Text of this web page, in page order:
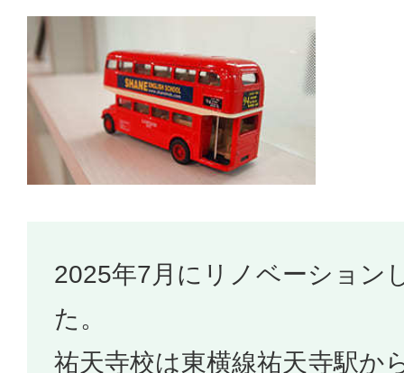
2025年7月にリノベーション
た。
祐天寺校は東横線祐天寺駅か